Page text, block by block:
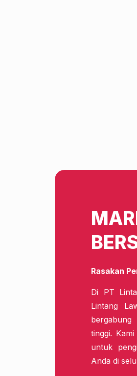
Rasakan
Di PT
Lintang
tinggi.
untuk
Anda di